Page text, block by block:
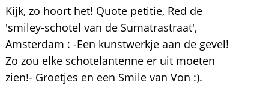
Kijk, zo hoort het! Quote petitie, Red de
'smiley-schotel van de Sumatrastraat',
Amsterdam : -Een kunstwerkje aan de gevel!
Zo zou elke schotelantenne er uit moeten
zien!- Groetjes en een Smile van Von :).